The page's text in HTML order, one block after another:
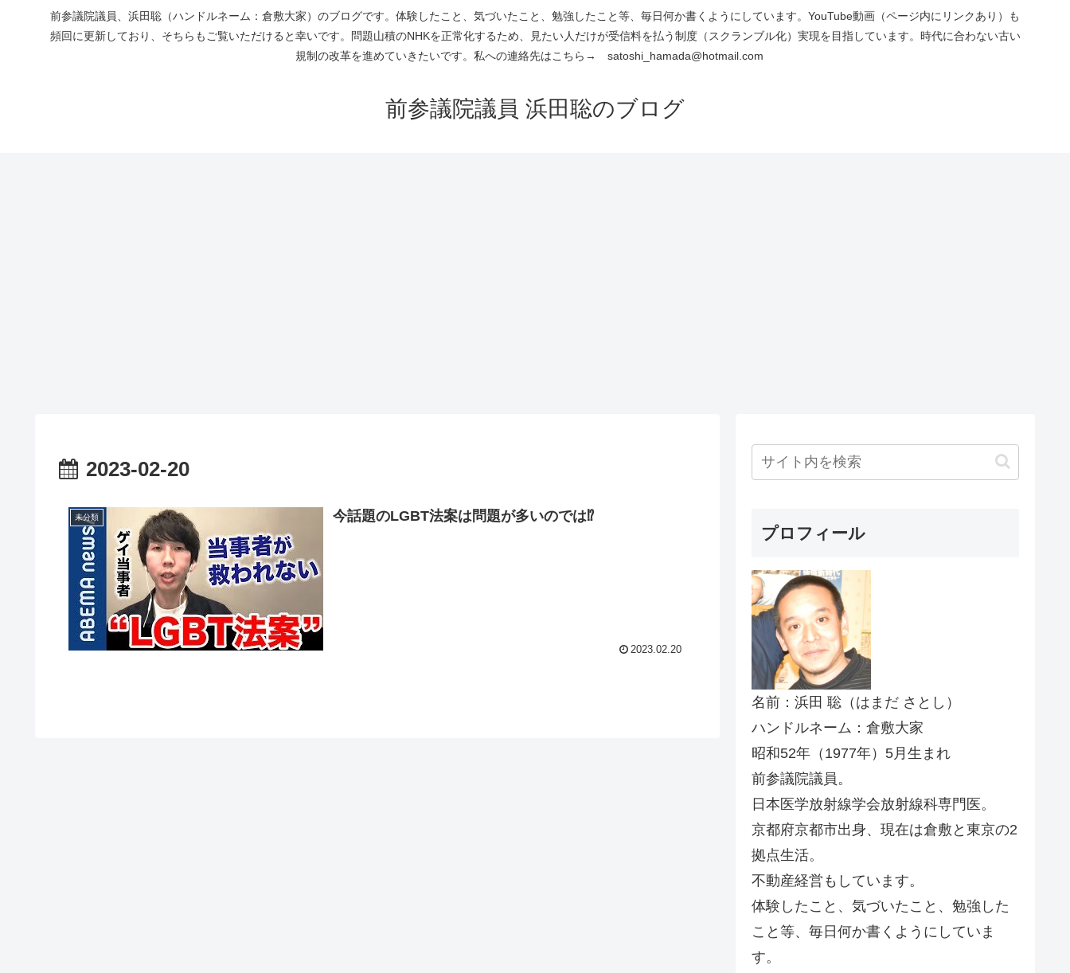
前参議院議員、浜田聡（ハンドルネーム：倉敷大家）のブログです。体験したこと、気づいたこと、勉強したこと等、毎日何か書くようにしています。YouTube動画（ページ内にリンクあり）も
頻回に更新しており、そちらもご覧いただけると幸いです。問題山積のNHKを正常化するため、見たい人だけが受信料を払う制度（スクランブル化）実現を目指しています。時代に合わない古い
規制の改革を進めていきたいです。私への連絡先はこちら→ satoshi_hamada@hotmail.com
前参議院議員 浜田聡のブログ
2023-02-20
未分類 今話題のLGBT法案は問題が多いのでは⁉
2023.02.20
プロフィール
名前：浜田 聡（はまだ さとし）
ハンドルネーム：倉敷大家
昭和52年（1977年）5月生まれ
前参議院議員。
日本医学放射線学会放射線科専門医。
京都府京都市出身、現在は倉敷と東京の2
拠点生活。
不動産経営もしています。
体験したこと、気づいたこと、勉強した
こと等、毎日何か書くようにしていま
す。